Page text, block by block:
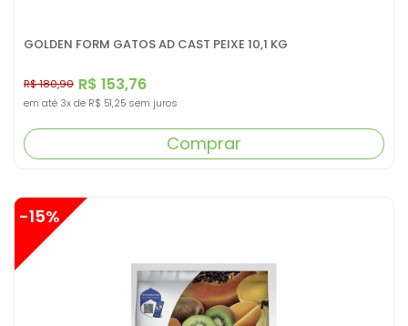
GOLDEN FORM GATOS AD CAST PEIXE 10,1 KG
R$ 153,76
R$ 180,90
em até 3x de R$ 51,25 sem juros
Comprar
-15%